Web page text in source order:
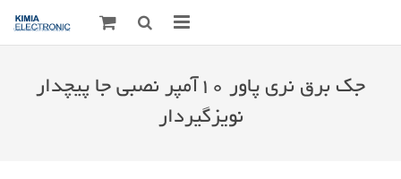
جک برق نری پاور ۱۰آمپر نصبی جا پیچدار
نویزگیردار